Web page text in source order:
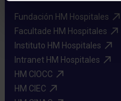
Fundación HM Hospitales​
Facultade HM Hospitales​
Instituto HM Hospitales​
Intranet HM Hospitales​
HM CIOCC​
HM CIEC​